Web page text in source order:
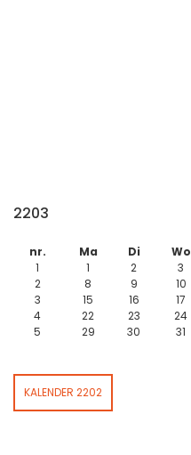
2203
nr. Ma Di Wo
1
1 2 3
2
8 9 10
3
15 16 17
4
22 23 24
5
29 30 31
KALENDER 2202